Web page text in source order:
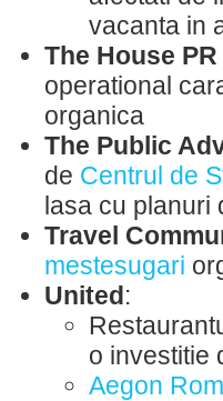
vacanta in
The House
operational
organica
The Public
de Centrul de
lasa cu planuri
Travel
mestesugari
United:
o investitie
Aegon